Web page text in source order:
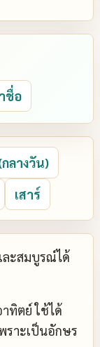
ชื่อ
ลางวัน)
เสาร์
ะสมบูรณ์ได้
ทิตย์ ใช้ได้
ราะเป็นอักษร